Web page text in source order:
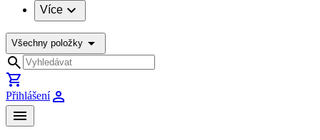
Více expand_more
Všechny položky arrow_drop_down
search
shopping_cart
Přihlášeníperson
menu